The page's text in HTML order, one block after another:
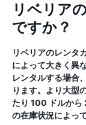
リベリア
ですか？
リベリアのレンタ
によって大きく異
レンタルする場合
ります。より大型
たり 100 ドルから
の在庫状況によっ